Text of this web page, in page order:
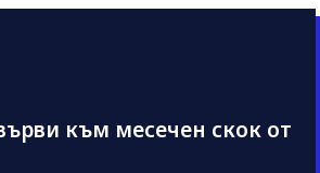
към месечен скок от